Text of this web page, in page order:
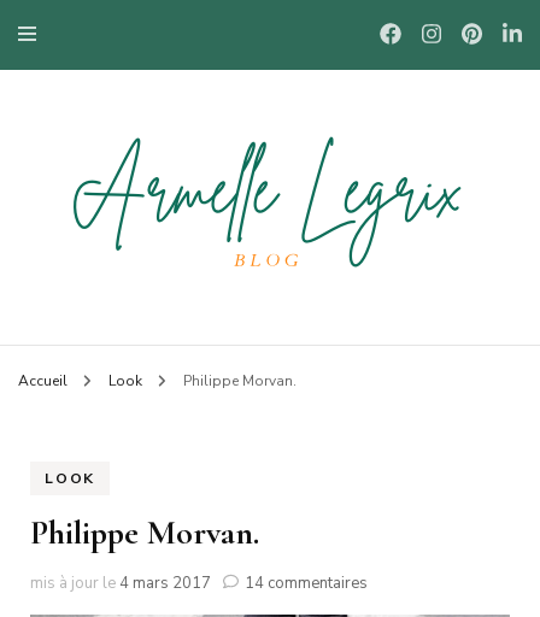
Armelle
Accueil Look Philippe Morvan.
LOOK
Philippe Morvan.
mis à jour le 4 mars 2017 14 commentaires